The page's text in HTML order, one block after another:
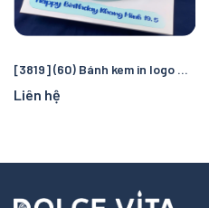
[3819] (60) Bánh kem in logo Manchester City – Quà tặng sinh nhật hoàn hảo cho fan bóng đá
Liên hệ